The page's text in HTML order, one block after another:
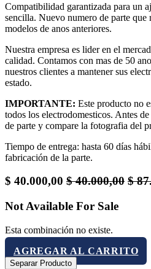
Compatibilidad garantizada para un
sencilla. Nuevo numero de parte que
modelos de anos anteriores.
Nuestra empresa es lider en el
calidad. Contamos con mas de 50
nuestros clientes a mantener sus
estado.
IMPORTANTE: Este producto no
todos los electrodomesticos. Antes
de parte y compare la fotografia del
Tiempo de entrega: hasta 60 días
fabricación de la parte.
$ 40.000,00 $40.000,00 $
Not Available For Sale
Esta combinación no existe.
AGREGAR AL CARRITO
Separar Producto